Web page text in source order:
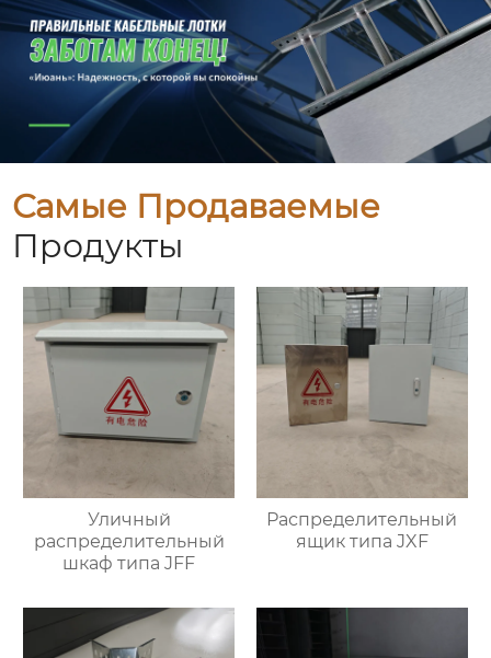
Самые Продаваемые
Продукты
Уличный
распределительный
шкаф типа JFF
Распределительный
ящик типа JXF